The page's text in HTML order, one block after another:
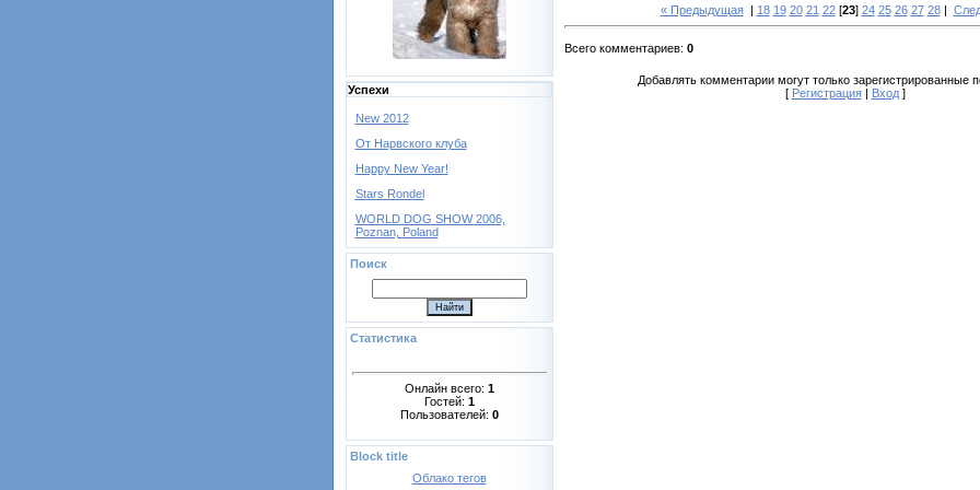
Успехи
New 2012
От Нарвского клуба
Happy New Year!
Stars Rondel
WORLD DOG SHOW 2006,
Poznan, Poland
Поиск
Статистика
Онлайн всего: 1
Гостей: 1
Пользователей: 0
Block title
Облако тегов
« Предыдущая| 18 19 20 21 22[23] 24 25 26 27 28|
Всего комментариев: 0
Добавлять комментарии могут только зарегистрированные
[ Регистрация| Вход]